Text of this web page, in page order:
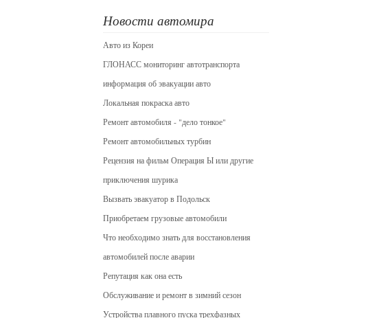
Новости автомира
Авто из Кореи
ГЛОНАСС мониторинг автотранспорта
информация об эвакуации авто
Локальная покраска авто
Ремонт автомобиля - "дело тонкое"
Ремонт автомобильных турбин
Рецензия на фильм Операция Ы или другие
приключения шурика
Вызвать эвакуатор в Подольск
Приобретаем грузовые автомобили
Что необходимо знать для восстановления
автомобилей после аварии
Репутация как она есть
Обслуживание и ремонт в зимний сезон
Устройства плавного пуска трехфазных